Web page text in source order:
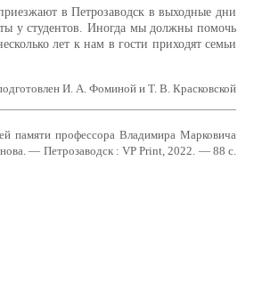
в Петрозаводск в выходные дни
у студентов. Иногда мы должны помочь
лет к нам в гости приходят семьи
И. А. Фоминой и Т. В. Красковской
памяти профессора Владимира Марковича
— Петрозаводск : VP Print, 2022. — 88 с.